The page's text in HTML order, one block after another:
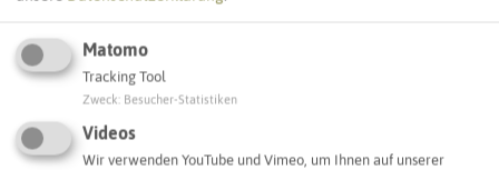
Adresse:
Matomo
Tracking Tool
Zweck Besucher-Statistiken
Videos
Wir verwenden YouTube und Vimeo, um Ihnen auf unserer